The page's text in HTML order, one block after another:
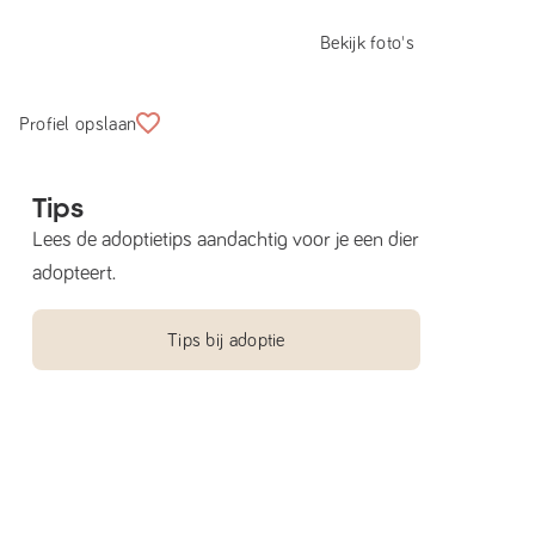
Bekijk foto's
Profiel opslaan
Tips
Lees de adoptietips aandachtig voor je een dier
adopteert.
Tips bij adoptie